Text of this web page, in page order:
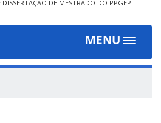
DISSERTAÇÃO DE MESTRADO DO PPGEP
MENU
Toggle